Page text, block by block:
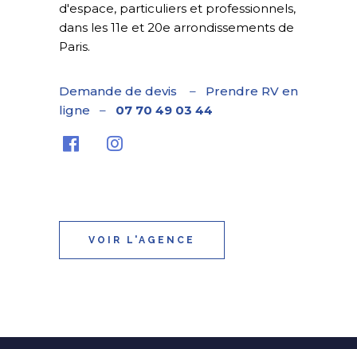
d'espace, particuliers et professionnels,
dans les 11e et 20e arrondissements de
Paris.
Demande de devis – Prendre RV en
ligne – 07 70 49 03 44
VOIR L'AGENCE